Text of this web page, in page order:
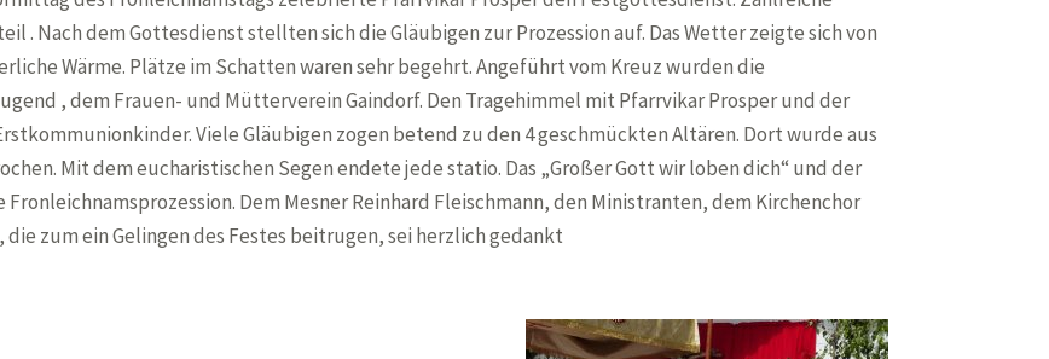
. Nach dem Gottesdienst stellten sich die Gläubigen zur Prozession auf. Das Wetter zeigte sich von
Wärme. Plätze im Schatten waren sehr begehrt. Angeführt vom Kreuz wurden die
, dem Frauen- und Mütterverein Gaindorf. Den Tragehimmel mit Pfarrvikar Prosper und der
Viele Gläubigen zogen betend zu den 4 geschmückten Altären. Dort wurde aus
Mit dem eucharistischen Segen endete jede statio. Das „Großer Gott wir loben dich“ und der
Dem Mesner Reinhard Fleischmann, den Ministranten, dem Kirchenchor
zum ein Gelingen des Festes beitrugen, sei herzlich gedankt